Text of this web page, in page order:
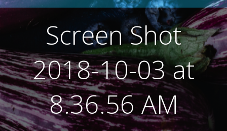
Screen Shot
2018-10-03 at
8.36.56 AM